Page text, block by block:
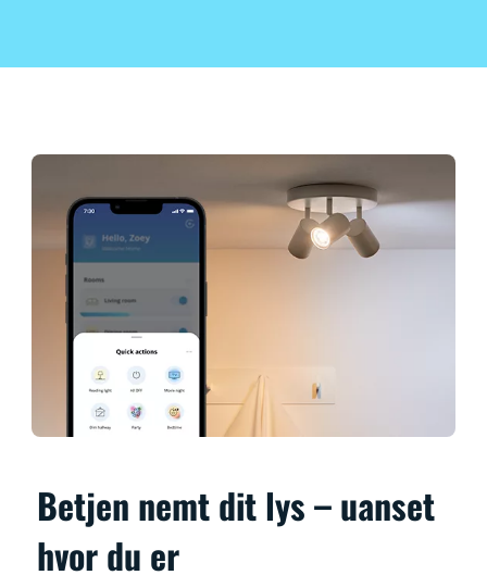
Betjen nemt dit lys – uanset
hvor du er